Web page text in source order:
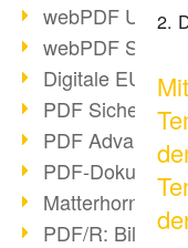
webPDF
webPDF
Digitale EU
PDF
PDF Advanced
PDF-
Matterhorn
PDF/R:
2.
Mit